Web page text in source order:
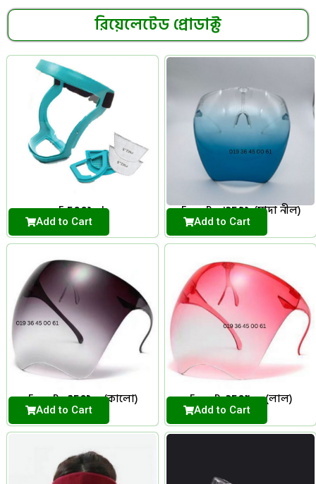
রিয়েলেটেড প্রোডাক্ট
Face mask
500৳
Add to Cart
Face Protector(সাদা নীল)
350৳
Add to Cart
Face Protector (কালো)
350৳
Add to Cart
Face Protector (লাল)
350৳
Add to Cart